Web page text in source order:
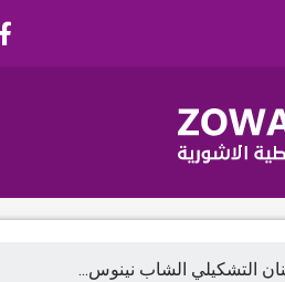
التشكيلي الشاب نينوس...